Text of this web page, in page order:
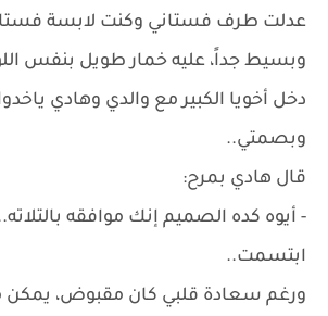
عدلت طرف فستاني وكنت لابسة
وبسيط جداً، عليه خمار طويل بنفس
دخل أخويا الكبير مع والدي وهادي
وبصمتي..
قال هادي بمرح:
- أيوه كده الصميم إنك موافقه
ابتسمت..
ورغم سعادة قلبي كان مقبوض، يمكن